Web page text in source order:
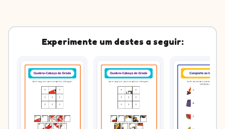
Experimente um destes a seguir: